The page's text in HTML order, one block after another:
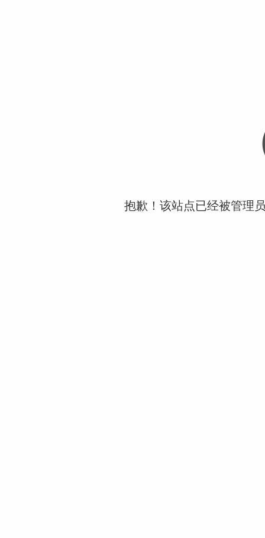
抱歉！该站点已经被管理